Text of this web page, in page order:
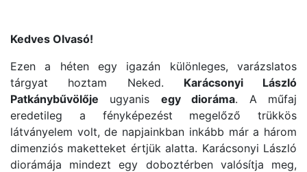
Kedves Olvasó!
Ezen a héten egy igazán különleges, varázslatos
tárgyat hoztam Neked. Karácsonyi László
Patkánybűvölője ugyanis egy dioráma. A műfaj
eredetileg a fényképezést megelőző trükkös
látványelem volt, de napjainkban inkább már a három
dimenziós maketteket értjük alatta. Karácsonyi László
diorámája mindezt egy doboztérben valósítja meg,